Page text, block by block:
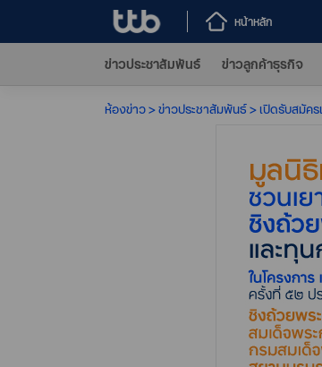
หน้าหลัก
ข่าวประชาสัมพันธ์ ข่าวลูกค้าธุรกิจ
ห้องข่าว ข่าวประชาสัมพันธ์ เปิดรับสมัคร